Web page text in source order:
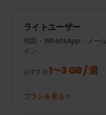
ライトユーザー
地図・WhatsApp・メー
イン。
おすすめ1〜3 GB / 週
プランを見る